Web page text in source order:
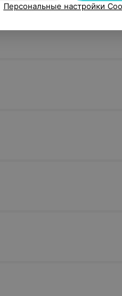
Персональные настройки